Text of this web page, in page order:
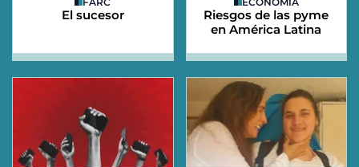
El sucesor
Riesgos de las pyme
en América Latina